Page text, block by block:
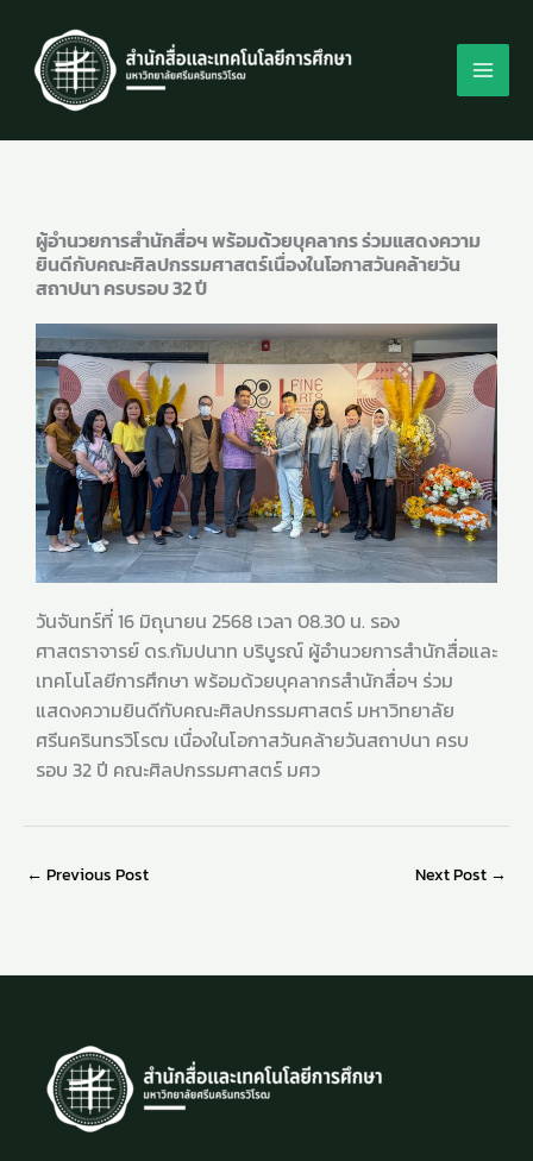
content
ผู้อำนวยการสำนักสื่อฯ พร้อมด้วยบุคลากร ร่วมแสดงความ
ยินดีกับคณะศิลปกรรมศาสตร์เนื่องในโอกาสวันคล้ายวัน
สถาปนา ครบรอบ 32 ปี
วันจันทร์ที่ 16 มิถุนายน 2568 เวลา 08.30 น. รอง
ศาสตราจารย์ ดร.กัมปนาท บริบูรณ์ ผู้อำนวยการสำนักสื่อและ
เทคโนโลยีการศึกษา พร้อมด้วยบุคลากรสำนักสื่อฯ ร่วม
แสดงความยินดีกับคณะศิลปกรรมศาสตร์ มหาวิทยาลัย
ศรีนครินทรวิโรฒ เนื่องในโอกาสวันคล้ายวันสถาปนา ครบ
รอบ 32 ปี คณะศิลปกรรมศาสตร์ มศว
← Previous Post Next Post →